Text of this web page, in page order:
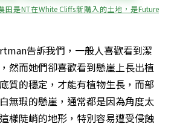
田是NT在White Cliffs新購入的土地，是Future
告訴我們，一般人喜歡看到潔
然而她們卻喜歡看到懸崖上長出植
質的穩定，才能有植物生長，而部
無瑕的懸崖，通常都是因為角度太
樣陡峭的地形，特別容易遭受侵蝕